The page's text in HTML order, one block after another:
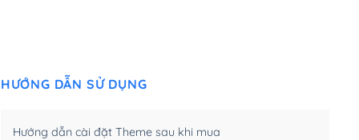
(+450,000₫)
HƯỚNG DẪN SỬ DỤNG
Hướng dẫn cài đặt Theme sau khi mua